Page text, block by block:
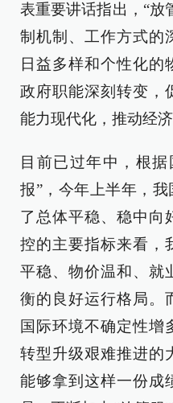
表重要讲话指出，“放
制机制、工作方式的
日益多样和个性化的
政府职能深刻转变，
能力现代化，推动经
目前已过年中，根
报”，今年上半年，
了总体平稳、稳中向
控的主要指标来看，
平稳、物价温和、就
衡的良好运行格局。
国际环境不确定性增
转型升级艰难推进的
能够拿到这样一份成